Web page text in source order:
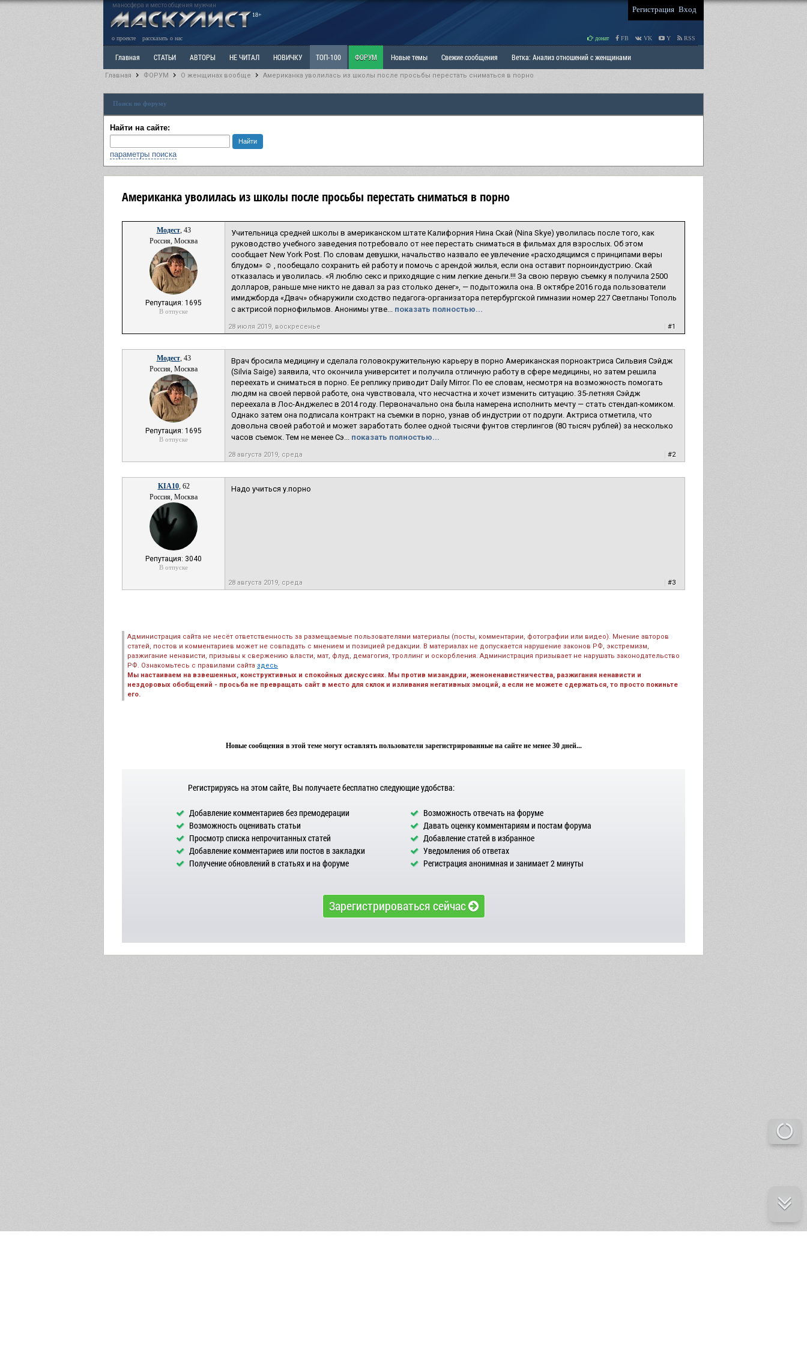
маносфера и место общения мужчин
18+
Регистрация Вход
о проекте рассказать о нас донат FB VK Y RSS
Главная СТАТЬИ АВТОРЫ НЕ ЧИТАЛ НОВИЧКУ ТОП-100 ФОРУМ Новые темы Свежие сообщения Ветка: Анализ отношений с женщинами
Ветка: Расстаюсь или Развожусь. САНЧАС Ветка: Наболевшее. Выскажись! РАЗДЕЛ: Мы и Женщины РАЗДЕЛ: Маскулизм, МД и права мужчин
РАЗДЕЛ: Разное
Главная ФОРУМ О женщинах вообще Американка уволилась из школы после просьбы перестать сниматься в порно
Поиск по форуму
Найти на сайте:
параметры поиска
Американка уволилась из школы после просьбы перестать сниматься в порно
Модест, 43
Россия, Москва
Репутация: 1695
В отпуске
Учительница средней школы в американском штате Калифорния Нина Скай (Nina Skye) уволилась после того, как
руководство учебного заведения потребовало от нее перестать сниматься в фильмах для взрослых. Об этом
сообщает New York Post. По словам девушки, начальство назвало ее увлечение «расходящимся с принципами веры
блудом» ☺ , пообещало сохранить ей работу и помочь с арендой жилья, если она оставит порноиндустрию. Скай
отказалась и уволилась. «Я люблю секс и приходящие с ним легкие деньги.!!! За свою первую съемку я получила 2500
долларов, раньше мне никто не давал за раз столько денег», — подытожила она. В октябре 2016 года пользователи
имиджборда «Двач» обнаружили сходство педагога-организатора петербургской гимназии номер 227 Светланы Тополь
с актрисой порнофильмов. Анонимы утве... показать полностью...
28 июля 2019, воскресенье #1
Модест, 43
Россия, Москва
Репутация: 1695
В отпуске
Врач бросила медицину и сделала головокружительную карьеру в порно Американская порноактриса Сильвия Сэйдж
(Silvia Saige) заявила, что окончила университет и получила отличную работу в сфере медицины, но затем решила
переехать и сниматься в порно. Ее реплику приводит Daily Mirror. По ее словам, несмотря на возможность помогать
людям на своей первой работе, она чувствовала, что несчастна и хочет изменить ситуацию. 35-летняя Сэйдж
переехала в Лос-Анджелес в 2014 году. Первоначально она была намерена исполнить мечту — стать стендап-комиком.
Однако затем она подписала контракт на съемки в порно, узнав об индустрии от подруги. Актриса отметила, что
довольна своей работой и может заработать более одной тысячи фунтов стерлингов (80 тысяч рублей) за несколько
часов съемок. Тем не менее Сэ... показать полностью...
28 августа 2019, среда #2
KIA10, 62
Россия, Москва
Репутация: 3040
В отпуске
Надо учиться у.порно
28 августа 2019, среда #3
Администрация сайта не несёт ответственность за размещаемые пользователями материалы (посты, комментарии, фотографии или видео). Мнение авторов
статей, постов и комментариев может не совпадать с мнением и позицией редакции. В материалах не допускается нарушение законов РФ, экстремизм,
разжигание ненависти, призывы к свержению власти, мат, флуд, демагогия, троллинг и оскорбления. Администрация призывает не нарушать законодательство
РФ. Ознакомьтесь с правилами сайта здесь
Мы настаиваем на взвешенных, конструктивных и спокойных дискуссиях. Мы против мизандрии, женоненавистничества, разжигания ненависти и
нездоровых обобщений - просьба не превращать сайт в место для склок и изливания негативных эмоций, а если не можете сдержаться, то просто покиньте
его.
Новые сообщения в этой теме могут оставлять пользователи зарегистрированные на сайте не менее 30 дней...
Регистрируясь на этом сайте, Вы получаете бесплатно следующие удобства:
Добавление комментариев без премодерации
Возможность отвечать на форуме
Возможность оценивать статьи
Давать оценку комментариям и постам форума
Просмотр списка непрочитанных статей
Добавление статей в избранное
Добавление комментариев или постов в закладки
Уведомления об ответах
Получение обновлений в статьях и на форуме
Регистрация анонимная и занимает 2 минуты
Зарегистрироваться сейчас